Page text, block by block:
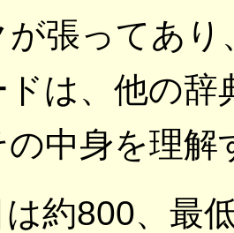
が張ってあ
ドは、他の
の中身を理
約800、最